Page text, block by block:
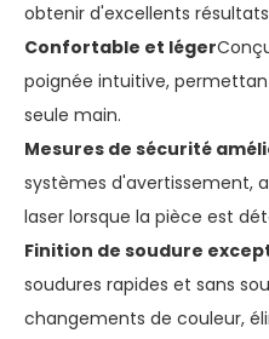
obtenir d'excellents
Confortable et léger
poignée intuitive,
seule main.
Mesures de sécurité
systèmes d'avertissement,
laser lorsque la pièce est
Finition de soudure
soudures rapides et sans
changements de couleur,